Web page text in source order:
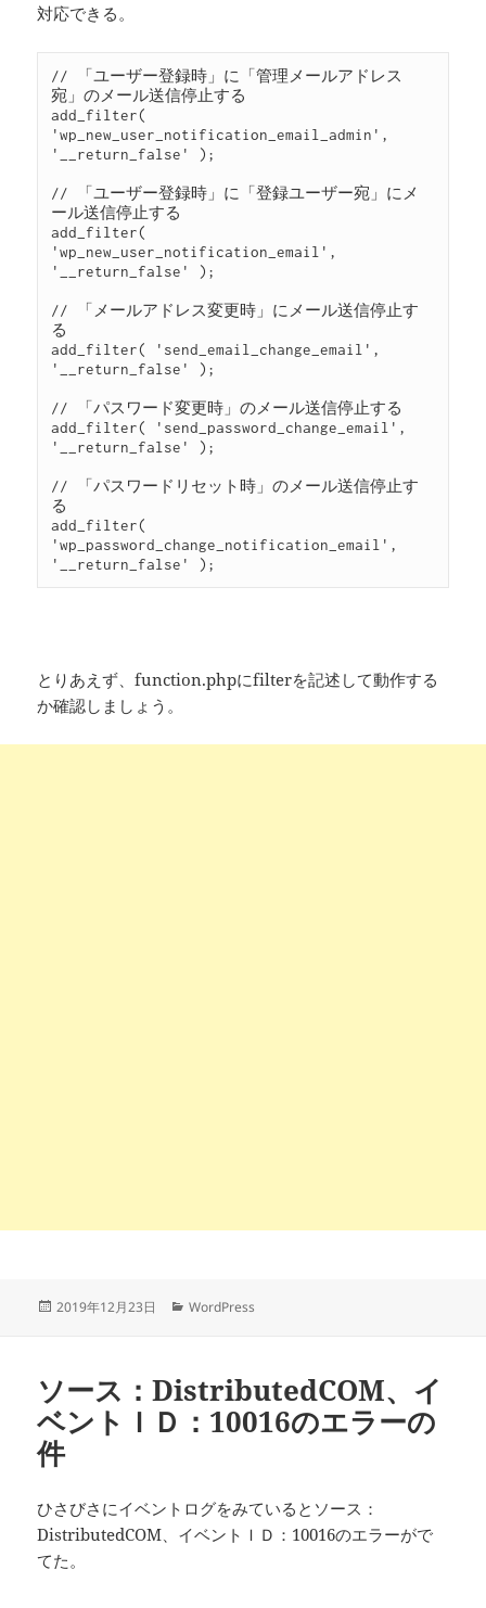
対応できる。
// 「ユーザー登録時」に「管理メールアドレス
宛」のメール送信停止する
add_filter(
'wp_new_user_notification_email_admin',
'__return_false' );
// 「ユーザー登録時」に「登録ユーザー宛」にメ
ール送信停止する
add_filter(
'wp_new_user_notification_email',
'__return_false' );
// 「メールアドレス変更時」にメール送信停止す
る
add_filter( 'send_email_change_email',
'__return_false' );
// 「パスワード変更時」のメール送信停止する
add_filter( 'send_password_change_email',
'__return_false' );
// 「パスワードリセット時」のメール送信停止す
る
add_filter(
'wp_password_change_notification_email',
'__return_false' );
とりあえず、function.phpにfilterを記述して動作する
か確認しましょう。
投
2019年12月23日
カ
ー
WordPress
ソース：DistributedCOM、イ
ベントＩＤ：10016のエラーの
件
ひさびさにイベントログをみているとソース：
DistributedCOM、イベントＩＤ：10016のエラーがで
てた。